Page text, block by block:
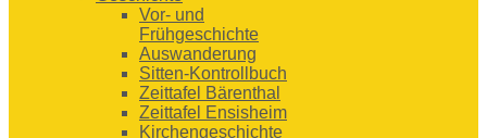
Vor- und
Frühgeschichte
Auswanderung
Sitten-Kontrollbuch
Zeittafel Bärenthal
Zeittafel Ensisheim
Kirchengeschichte